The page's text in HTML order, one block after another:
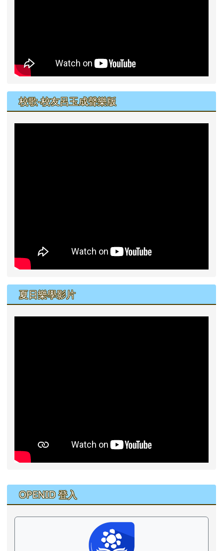
校歌-校友呂玉成聲樂版
夏日樂學影片
右邊區域內容
OPENID 登入